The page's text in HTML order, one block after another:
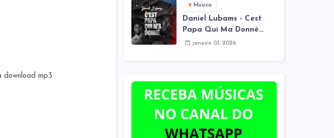
download mp3
Música
Daniel Lubams - Cest
Papa Qui Ma Donné
(Mes Remix) Download
janeiro 01, 2026